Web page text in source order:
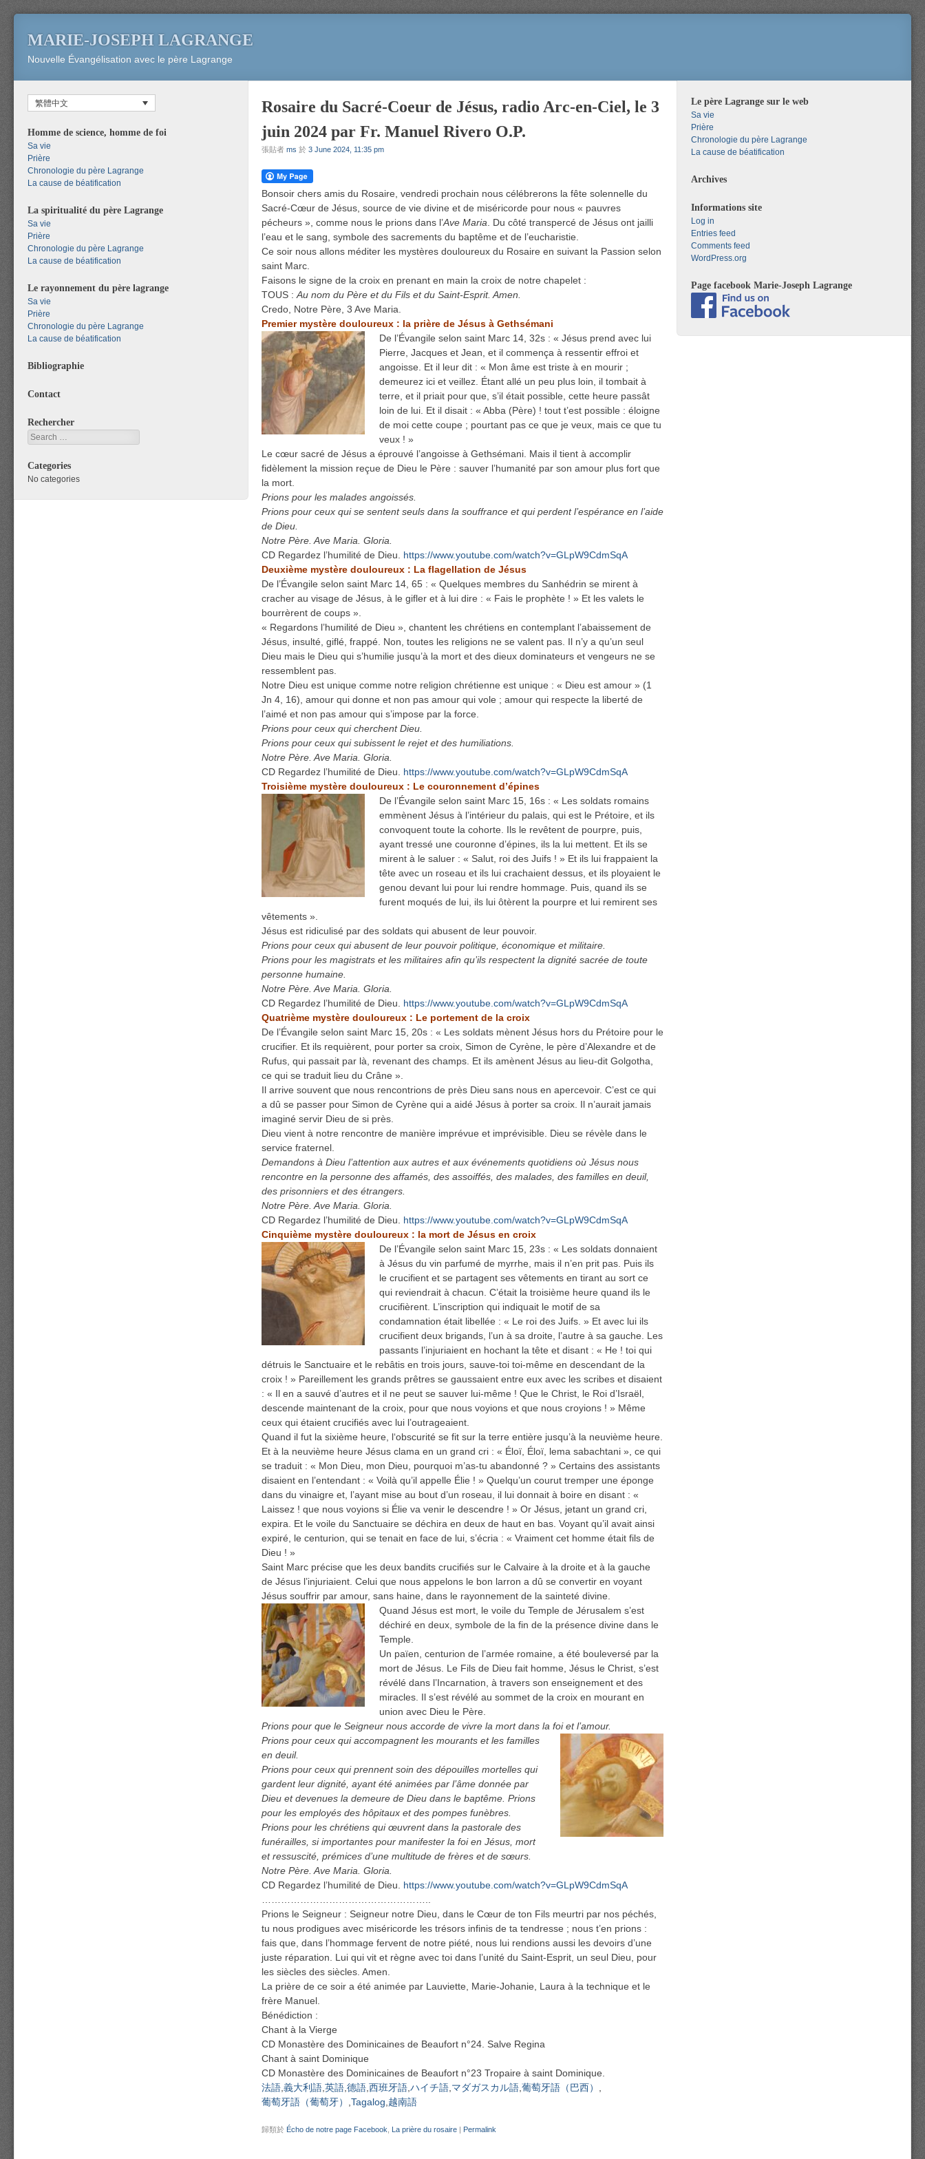
MARIE-JOSEPH LAGRANGE
Nouvelle Évangélisation avec le père Lagrange
Rosaire du Sacré-Coeur de Jésus, radio Arc-en-Ciel, le 3
juin 2024 par Fr. Manuel Rivero O.P.
張貼者 ms 於 3 June 2024, 11:35 pm
Bonsoir chers amis du Rosaire, vendredi prochain nous célébrerons la fête solennelle du
Sacré-Cœur de Jésus, source de vie divine et de miséricorde pour nous « pauvres
pécheurs », comme nous le prions dans l’Ave Maria . Du côté transpercé de Jésus ont jailli
l’eau et le sang, symbole des sacrements du baptême et de l’eucharistie.
Ce soir nous allons méditer les mystères douloureux du Rosaire en suivant la Passion selon
saint Marc.
Faisons le signe de la croix en prenant en main la croix de notre chapelet :
TOUS : Au nom du Père et du Fils et du Saint-Esprit. Amen.
Credo, Notre Père, 3 Ave Maria.
Premier mystère douloureux : la prière de Jésus à Gethsémani
De l’Évangile selon saint Marc 14, 32s : « Jésus prend avec lui
Pierre, Jacques et Jean, et il commença à ressentir effroi et
angoisse. Et il leur dit : « Mon âme est triste à en mourir ;
demeurez ici et veillez. Étant allé un peu plus loin, il tombait à
terre, et il priait pour que, s’il était possible, cette heure passât
loin de lui. Et il disait : « Abba (Père) ! tout t’est possible : éloigne
de moi cette coupe ; pourtant pas ce que je veux, mais ce que tu
veux ! »
Le cœur sacré de Jésus a éprouvé l’angoisse à Gethsémani. Mais il tient à accomplir
fidèlement la mission reçue de Dieu le Père : sauver l’humanité par son amour plus fort que
la mort.
Prions pour les malades angoissés.
Prions pour ceux qui se sentent seuls dans la souffrance et qui perdent l’espérance en l’aide
de Dieu.
Notre Père. Ave Maria. Gloria.
CD Regardez l’humilité de Dieu. https://www.youtube.com/watch?v=GLpW9CdmSqA
Deuxième mystère douloureux : La flagellation de Jésus
De l’Évangile selon saint Marc 14, 65 : « Quelques membres du Sanhédrin se mirent à
cracher au visage de Jésus, à le gifler et à lui dire : « Fais le prophète ! » Et les valets le
bourrèrent de coups ».
« Regardons l’humilité de Dieu », chantent les chrétiens en contemplant l’abaissement de
Jésus, insulté, giflé, frappé. Non, toutes les religions ne se valent pas. Il n’y a qu’un seul
Dieu mais le Dieu qui s’humilie jusqu’à la mort et des dieux dominateurs et vengeurs ne se
ressemblent pas.
Notre Dieu est unique comme notre religion chrétienne est unique : « Dieu est amour » (1
Jn 4, 16), amour qui donne et non pas amour qui vole ; amour qui respecte la liberté de
l’aimé et non pas amour qui s’impose par la force.
Prions pour ceux qui cherchent Dieu.
Prions pour ceux qui subissent le rejet et des humiliations.
Notre Père. Ave Maria. Gloria.
CD Regardez l’humilité de Dieu. https://www.youtube.com/watch?v=GLpW9CdmSqA
Troisième mystère douloureux : Le couronnement d’épines
De l’Évangile selon saint Marc 15, 16s : « Les soldats romains
emmènent Jésus à l’intérieur du palais, qui est le Prétoire, et ils
convoquent toute la cohorte. Ils le revêtent de pourpre, puis,
ayant tressé une couronne d’épines, ils la lui mettent. Et ils se
mirent à le saluer : « Salut, roi des Juifs ! » Et ils lui frappaient la
tête avec un roseau et ils lui crachaient dessus, et ils ployaient le
genou devant lui pour lui rendre hommage. Puis, quand ils se
furent moqués de lui, ils lui ôtèrent la pourpre et lui remirent ses
vêtements ».
Jésus est ridiculisé par des soldats qui abusent de leur pouvoir.
Prions pour ceux qui abusent de leur pouvoir politique, économique et militaire.
Prions pour les magistrats et les militaires afin qu’ils respectent la dignité sacrée de toute
personne humaine.
Notre Père. Ave Maria. Gloria.
CD Regardez l’humilité de Dieu. https://www.youtube.com/watch?v=GLpW9CdmSqA
Quatrième mystère douloureux : Le portement de la croix
De l’Évangile selon saint Marc 15, 20s : « Les soldats mènent Jésus hors du Prétoire pour le
crucifier. Et ils requièrent, pour porter sa croix, Simon de Cyrène, le père d’Alexandre et de
Rufus, qui passait par là, revenant des champs. Et ils amènent Jésus au lieu-dit Golgotha,
ce qui se traduit lieu du Crâne ».
Il arrive souvent que nous rencontrions de près Dieu sans nous en apercevoir. C’est ce qui
a dû se passer pour Simon de Cyrène qui a aidé Jésus à porter sa croix. Il n’aurait jamais
imaginé servir Dieu de si près.
Dieu vient à notre rencontre de manière imprévue et imprévisible. Dieu se révèle dans le
service fraternel.
Demandons à Dieu l’attention aux autres et aux événements quotidiens où Jésus nous
rencontre en la personne des affamés, des assoiffés, des malades, des familles en deuil,
des prisonniers et des étrangers.
Notre Père. Ave Maria. Gloria.
CD Regardez l’humilité de Dieu. https://www.youtube.com/watch?v=GLpW9CdmSqA
Cinquième mystère douloureux : la mort de Jésus en croix
De l’Évangile selon saint Marc 15, 23s : « Les soldats donnaient
à Jésus du vin parfumé de myrrhe, mais il n’en prit pas. Puis ils
le crucifient et se partagent ses vêtements en tirant au sort ce
qui reviendrait à chacun. C’était la troisième heure quand ils le
crucifièrent. L’inscription qui indiquait le motif de sa
condamnation était libellée : « Le roi des Juifs. » Et avec lui ils
crucifient deux brigands, l’un à sa droite, l’autre à sa gauche. Les
passants l’injuriaient en hochant la tête et disant : « He ! toi qui
détruis le Sanctuaire et le rebâtis en trois jours, sauve-toi toi-même en descendant de la
croix ! » Pareillement les grands prêtres se gaussaient entre eux avec les scribes et disaient
: « Il en a sauvé d’autres et il ne peut se sauver lui-même ! Que le Christ, le Roi d’Israël,
descende maintenant de la croix, pour que nous voyions et que nous croyions ! » Même
ceux qui étaient crucifiés avec lui l’outrageaient.
Quand il fut la sixième heure, l‘obscurité se fit sur la terre entière jusqu’à la neuvième heure.
Et à la neuvième heure Jésus clama en un grand cri : « Éloï, Éloï, lema sabachtani », ce qui
se traduit : « Mon Dieu, mon Dieu, pourquoi m’as-tu abandonné ? » Certains des assistants
disaient en l’entendant : « Voilà qu’il appelle Élie ! » Quelqu’un courut tremper une éponge
dans du vinaigre et, l’ayant mise au bout d’un roseau, il lui donnait à boire en disant : «
Laissez ! que nous voyions si Élie va venir le descendre ! » Or Jésus, jetant un grand cri,
expira. Et le voile du Sanctuaire se déchira en deux de haut en bas. Voyant qu’il avait ainsi
expiré, le centurion, qui se tenait en face de lui, s’écria : « Vraiment cet homme était fils de
Dieu ! »
Saint Marc précise que les deux bandits crucifiés sur le Calvaire à la droite et à la gauche
de Jésus l’injuriaient. Celui que nous appelons le bon larron a dû se convertir en voyant
Jésus souffrir par amour, sans haine, dans le rayonnement de la sainteté divine.
Quand Jésus est mort, le voile du Temple de Jérusalem s’est
déchiré en deux, symbole de la fin de la présence divine dans le
Temple.
Un païen, centurion de l’armée romaine, a été bouleversé par la
mort de Jésus. Le Fils de Dieu fait homme, Jésus le Christ, s’est
révélé dans l’Incarnation, à travers son enseignement et des
miracles. Il s’est révélé au sommet de la croix en mourant en
union avec Dieu le Père.
Prions pour que le Seigneur nous accorde de vivre la mort dans la foi et l’amour.
Prions pour ceux qui accompagnent les mourants et les familles
en deuil.
Prions pour ceux qui prennent soin des dépouilles mortelles qui
gardent leur dignité, ayant été animées par l’âme donnée par
Dieu et devenues la demeure de Dieu dans le baptême. Prions
pour les employés des hôpitaux et des pompes funèbres.
Prions pour les chrétiens qui œuvrent dans la pastorale des
funérailles, si importantes pour manifester la foi en Jésus, mort
et ressuscité, prémices d’une multitude de frères et de sœurs.
Notre Père. Ave Maria. Gloria.
CD Regardez l’humilité de Dieu. https://www.youtube.com/watch?v=GLpW9CdmSqA
Prions le Seigneur : Seigneur notre Dieu, dans le Cœur de ton Fils meurtri par nos péchés,
tu nous prodigues avec miséricorde les trésors infinis de ta tendresse ; nous t’en prions :
fais que, dans l’hommage fervent de notre piété, nous lui rendions aussi les devoirs d’une
juste réparation. Lui qui vit et règne avec toi dans l’unité du Saint-Esprit, un seul Dieu, pour
les siècles des siècles. Amen.
La prière de ce soir a été animée par Lauviette, Marie-Johanie, Laura à la technique et le
frère Manuel.
Bénédiction :
Chant à la Vierge
CD Monastère des Dominicaines de Beaufort n°24. Salve Regina
Chant à saint Dominique
CD Monastère des Dominicaines de Beaufort n°23 Tropaire à saint Dominique.
法語 義大利語 英語 德語 西班牙語 ハイチ語 マダガスカル語 葡萄牙語（巴西）
葡萄牙語（葡萄牙）
Tagalog 越南語
歸類於 Écho de notre page Facebook La prière du rosaire | Permalink
繁體中文
Homme de science, homme de foi
Sa vie
Prière
Chronologie du père Lagrange
La cause de béatification
La spiritualité du père Lagrange
Sa vie
Prière
Chronologie du père Lagrange
La cause de béatification
Le rayonnement du père lagrange
Sa vie
Prière
Chronologie du père Lagrange
La cause de béatification
Bibliographie
Contact
Rechercher
Search
Categories
No categories
Le père Lagrange sur le web
Sa vie
Prière
Chronologie du père Lagrange
La cause de béatification
Archives
Informations site
Log in
Entries feed
Comments feed
WordPress.org
Page facebook Marie-Joseph Lagrange